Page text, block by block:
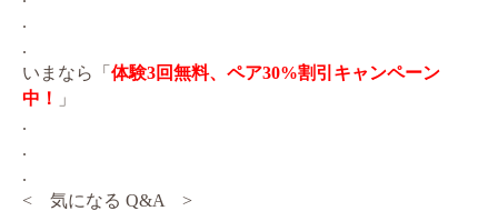
.
.
いまなら「 体験3回無料、ペア30%割引キャンペーン
中！
」
.
.
.
< 気になる Q&A >